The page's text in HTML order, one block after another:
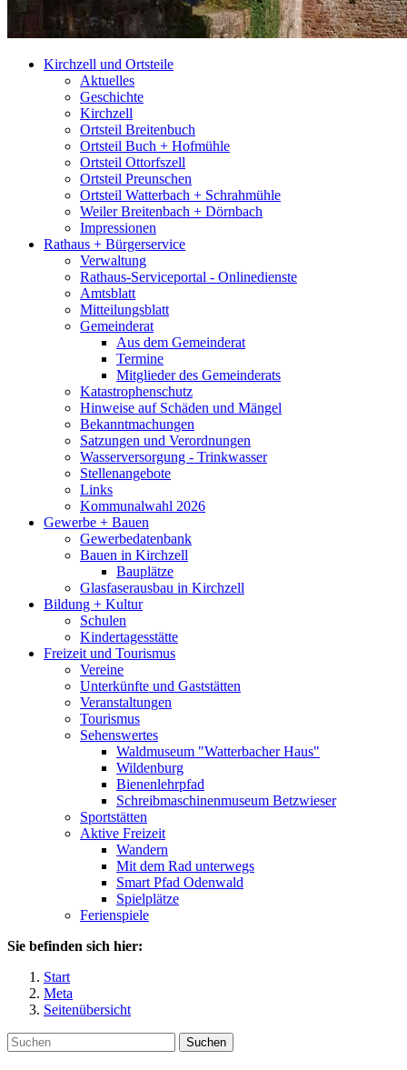
Kirchzell und Ortsteile
Aktuelles
Geschichte
Kirchzell
Ortsteil Breitenbuch
Ortsteil Buch + Hofmühle
Ortsteil Ottorfszell
Ortsteil Preunschen
Ortsteil Watterbach + Schrahmühle
Weiler Breitenbach + Dörnbach
Impressionen
Rathaus + Bürgerservice
Verwaltung
Rathaus-Serviceportal - Onlinedienste
Amtsblatt
Mitteilungsblatt
Gemeinderat
Aus dem Gemeinderat
Termine
Mitglieder des Gemeinderats
Katastrophenschutz
Hinweise auf Schäden und Mängel
Bekanntmachungen
Satzungen und Verordnungen
Wasserversorgung - Trinkwasser
Stellenangebote
Links
Kommunalwahl 2026
Gewerbe + Bauen
Gewerbedatenbank
Bauen in Kirchzell
Bauplätze
Glasfaserausbau in Kirchzell
Bildung + Kultur
Schulen
Kindertagesstätte
Freizeit und Tourismus
Vereine
Unterkünfte und Gaststätten
Veranstaltungen
Tourismus
Sehenswertes
Waldmuseum "Watterbacher Haus"
Wildenburg
Bienenlehrpfad
Schreibmaschinenmuseum Betzwieser
Sportstätten
Aktive Freizeit
Wandern
Mit dem Rad unterwegs
Smart Pfad Odenwald
Spielplätze
Ferienspiele
Sie befinden sich hier:
Start
Meta
Seitenübersicht
Suchen